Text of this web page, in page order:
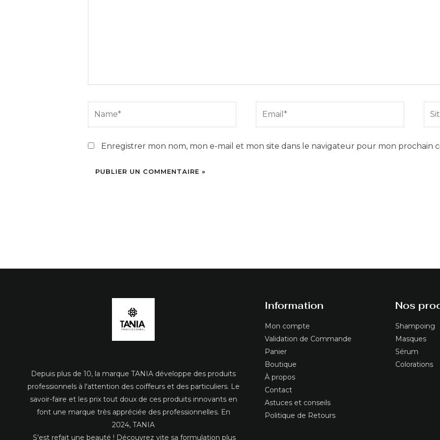
Enregistrer mon nom, mon e-mail et mon site dans le navigateur pour mon prochain
Depuis plus de 10, la marque TANIA développe des produits
professionnels à l'attention des coiffeurs et des particuliers. Le
savoir-faire et les prix tout doux de ces produits innovants en
font une marque très appréciée des professionnelles. En
2024, TANIA
S'est refait une beauté ! Découvrez vite sa formulation plus
Information
Mon compte
Validation de Commande
Panier
Boutique
À propos
Contact
Astuces et conseils
Politique de Retours
Nos
Shampoing
Masques
Sérum
Colorations